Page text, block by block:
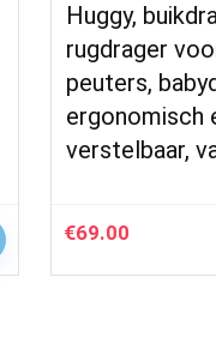
Huggy,
rugdrager
peuters,
ergonomisch
verstelbaar,
€69.00